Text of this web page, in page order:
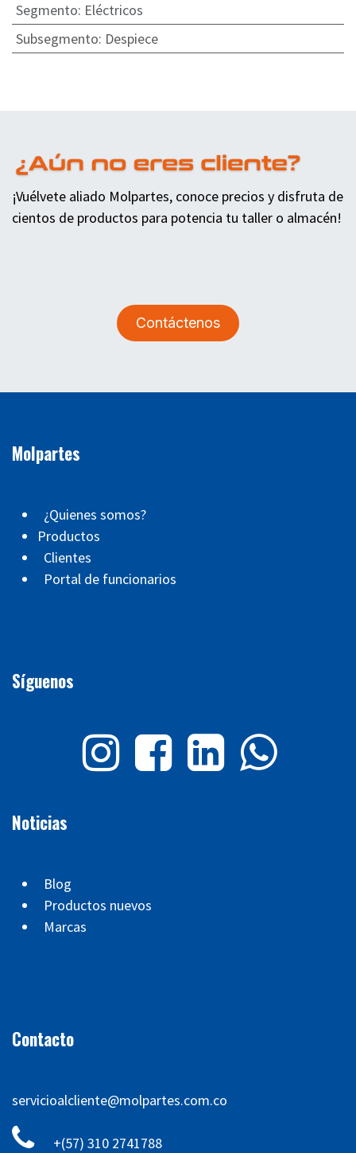
Segmento: Eléctricos
Subsegmento: Despiece
¡Vuélvete aliado Molpartes, conoce precios y disfruta de
cientos de productos para potencia tu taller o almacén!
Contáctenos
Molpartes
¿Quienes somos?
Productos
Clientes
Portal de funcionarios
Síguenos
Noticias
Blog
Productos nuevos
Marcas
Contacto
servicioalcliente@molpartes.com.co
+(57) 310 2741788